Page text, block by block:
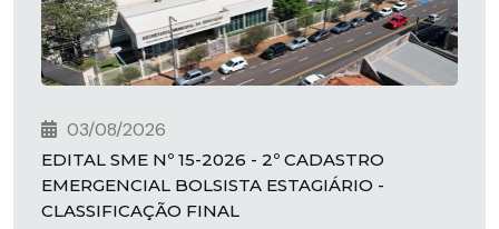
03/08/2026
EDITAL SME Nº 15-2026 - 2º CADASTRO
EMERGENCIAL BOLSISTA ESTAGIÁRIO -
CLASSIFICAÇÃO FINAL